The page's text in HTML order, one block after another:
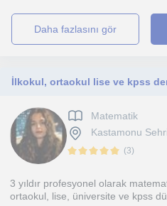
daha fazlasını gör
Matematik
Kastamonu
(3)
3 yıldır profesyonel olarak
ortaokul, lise, üniversite ve kpss